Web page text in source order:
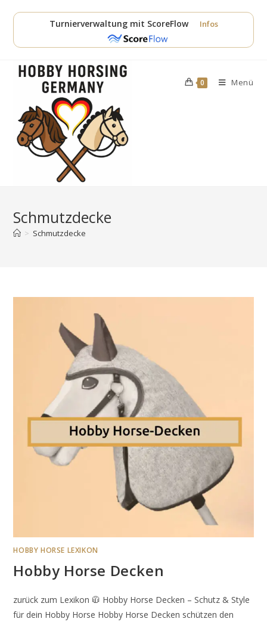
Inhalt
Turnierverwaltung mit ScoreFlow Infos
0 Menü
Schmutzdecke
> Schmutzdecke
HOBBY HORSE LEXIKON
Hobby Horse Decken
zurück zum Lexikon 🧥 Hobby Horse Decken – Schutz & Style
für dein Hobby Horse Hobby Horse Decken schützen den